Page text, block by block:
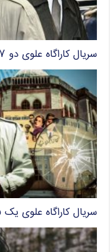
سریال کاراگاه علوی دو ۱۳۸۷
سریال کاراگاه علوی یک ۱۳۷۵